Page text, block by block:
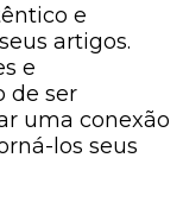
e
artigos.
e
de ser
uma conexão
los seus